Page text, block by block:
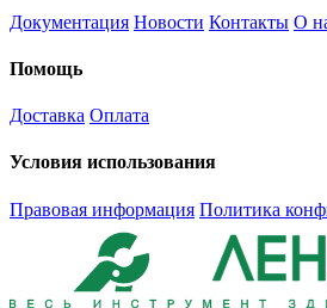
Документация Новости Контакты О
Помощь
Доставка Оплата
Условия использования
Правовая информация Политика